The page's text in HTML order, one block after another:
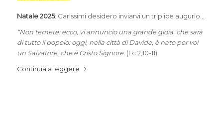
Natale 2025: Carissimi desidero inviarvi un triplice augurio…
“Non temete: ecco, vi annuncio una grande gioia, che sarà
di tutto il popolo: oggi, nella città di Davide, è nato per voi
un Salvatore, che è Cristo Signore. (Lc 2,10-11)
Continua a leggere